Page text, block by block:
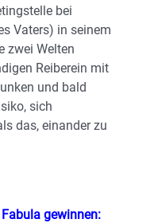
bei
Vaters) in seinem
zwei Welten
Reiberein mit
und bald
sich
das, einander zu
gewinnen: